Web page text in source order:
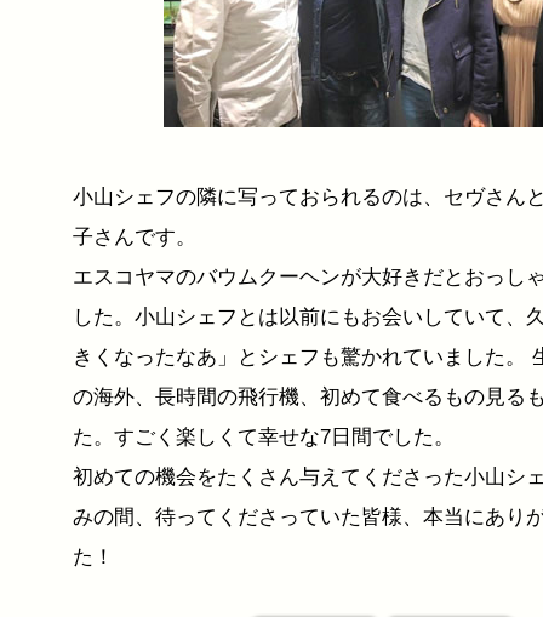
小山シェフの隣に写っておられるのは、セヴさん
子さんです。
エスコヤマのバウムクーヘンが大好きだとおっし
した。小山シェフとは以前にもお会いしていて、
きくなったなあ」とシェフも驚かれていました。
の海外、長時間の飛行機、初めて食べるもの見る
た。すごく楽しくて幸せな7日間でした。
初めての機会をたくさん与えてくださった小山シ
みの間、待ってくださっていた皆様、本当にあり
た！